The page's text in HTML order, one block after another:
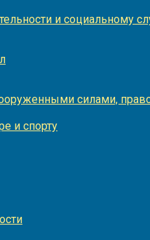
и социальному
силами,
и спорту